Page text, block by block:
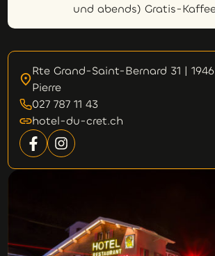
und abends) Gratis-
Rte Grand-Saint-Bernard 31 |
Pierre
027 787 11 43
hotel-du-cret.ch